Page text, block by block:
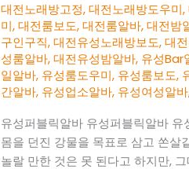
대전노래방고정,대전노래방도우미,
미,대전룸보도,대전룸알바,대전밤
구인구직,대전유성노래방보도,대
성룸알바,대전유성밤알바, 유성Bar
일알바, 유성룸도우미, 유성룸보도,
간알바, 유성업소알바, 유성여성알바
유성퍼블릭알바 유성퍼블릭알바
몸을 던진 강물을 목표로 삼고 쏜살
놀랄 만한 것은 못 된다고 하지만,